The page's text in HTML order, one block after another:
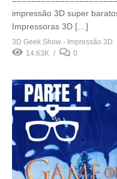
impressão 3D super
Impressoras 3D […]
3D Geek Show - Impressão 3D
14.63K
0